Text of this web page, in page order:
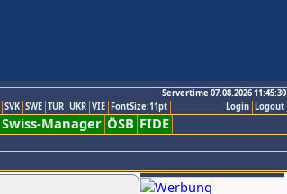
Servertime 07.08.2026 11:45:30
Logout
Login
SVK SWE TUR UKR VIE FontSize:11pt
Swiss-Manager ÖSB FIDE